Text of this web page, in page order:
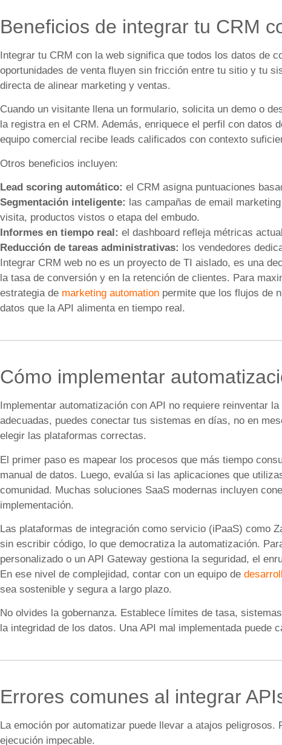
Beneficios de integrar tu CRM
Integrar tu CRM con la web significa que todos los datos de
oportunidades de venta fluyen sin fricción entre tu sitio y tu
directa de alinear marketing y ventas.
Cuando un visitante llena un formulario, solicita un demo o
la registra en el CRM. Además, enriquece el perfil con datos
equipo comercial recibe leads calificados con contexto
Otros beneficios incluyen:
Lead scoring automático: el CRM asigna puntuaciones
Segmentación inteligente: las campañas de email
visita, productos vistos o etapa del embudo.
Informes en tiempo real: el dashboard refleja métricas
Reducción de tareas administrativas: los vendedores
Integrar CRM web no es un proyecto de TI aislado, es una
la tasa de conversión y en la retención de clientes. Para
estrategia de marketing automation permite que los flujos de
datos que la API alimenta en tiempo real.
Cómo implementar
Implementar automatización con API no requiere reinventar
adecuadas, puedes conectar tus sistemas en días, no en
elegir las plataformas correctas.
El primer paso es mapear los procesos que más tiempo
manual de datos. Luego, evalúa si las aplicaciones que
comunidad. Muchas soluciones SaaS modernas incluyen
implementación.
Las plataformas de integración como servicio (iPaaS) como
sin escribir código, lo que democratiza la automatización.
personalizado o un API Gateway gestiona la seguridad, el
En ese nivel de complejidad, contar con un equipo de
sea sostenible y segura a largo plazo.
No olvides la gobernanza. Establece límites de tasa,
la integridad de los datos. Una API mal implementada puede
Errores comunes al integrar
La emoción por automatizar puede llevar a atajos
ejecución impecable.